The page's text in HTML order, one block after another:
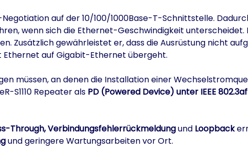
auf der 10/100/1000Base-T-Schnittstelle.
wenn sich die Ethernet-Geschwindigkeit unterscheidet.
Zusätzlich gewährleistet er, dass die Ausrüstung nicht
Ethernet auf Gigabit-Ethernet übergeht.
müssen, an denen die Installation einer
S1110 Repeater als PD (Powered Device) unter IEEE 802.3af
Through, Verbindungsfehlerrückmeldungund Loopback
und geringere Wartungsarbeiten vor Ort.